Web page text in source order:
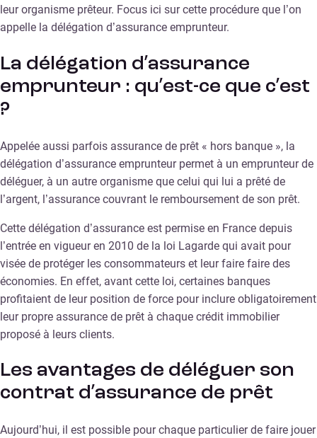
leur organisme prêteur. Focus ici sur cette procédure que l’on
appelle la délégation d’assurance emprunteur.
La délégation d’assurance
emprunteur : qu’est-ce que c’est
?
Appelée aussi parfois assurance de prêt « hors banque », la
délégation d’assurance emprunteur permet à un emprunteur de
déléguer, à un autre organisme que celui qui lui a prêté de
l’argent, l’assurance couvrant le remboursement de son prêt.
Cette délégation d’assurance est permise en France depuis
l’entrée en vigueur en 2010 de la loi Lagarde qui avait pour
visée de protéger les consommateurs et leur faire faire des
économies. En effet, avant cette loi, certaines banques
profitaient de leur position de force pour inclure obligatoirement
leur propre assurance de prêt à chaque crédit immobilier
proposé à leurs clients.
Les avantages de déléguer son
contrat d’assurance de prêt
Aujourd’hui, il est possible pour chaque particulier de faire jouer